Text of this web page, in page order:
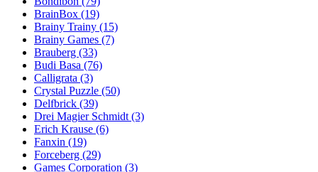
BrainBox (19)
Brainy Trainy (15)
Brainy Games (7)
Brauberg (33)
Budi Basa (76)
Calligrata (3)
Crystal Puzzle (50)
Delfbrick (39)
Drei Magier Schmidt (3)
Erich Krause (6)
Fanxin (19)
Forceberg (29)
Games Corporation (3)